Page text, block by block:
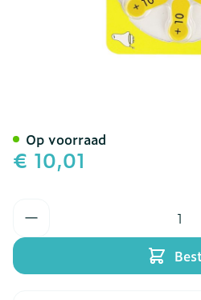
€ 10,01
Op voorraad